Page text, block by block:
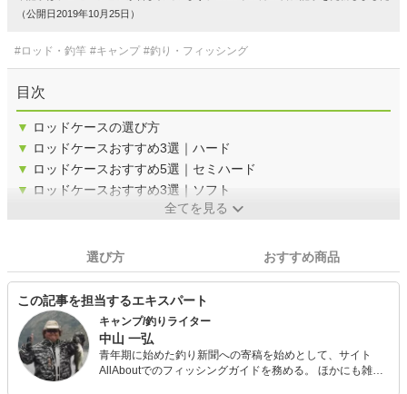
（公開日2019年10月25日）
#ロッド・釣竿 #キャンプ #釣り・フィッシング
目次
▼ ロッドケースの選び方
▼ ロッドケースおすすめ3選｜ハード
▼ ロッドケースおすすめ5選｜セミハード
▼ ロッドケースおすすめ3選｜ソフト
全てを見る
選び方 おすすめ商品
この記事を担当するエキスパート
キャンプ/釣りライター
中山 一弘
青年期に始めた釣り新聞への寄稿を始めとして、サイト
AllAboutでのフィッシングガイドを務める。 ほかにも雑誌